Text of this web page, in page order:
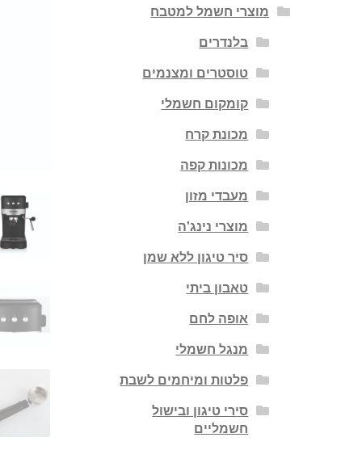
מוצרי חשמל למטבח
בלנדרים
טוסטרים ומצנמים
קומקום חשמלי
מכונת קרח
מכונות קפה
מעבדי מזון
מוצרי נינג'ה
סיר טיגון ללא שמן
טאבון ביתי
אופה לחם
מנגל חשמלי
פלטות ומיחמים לשבת
סירי טיגון ובישול
חשמליים